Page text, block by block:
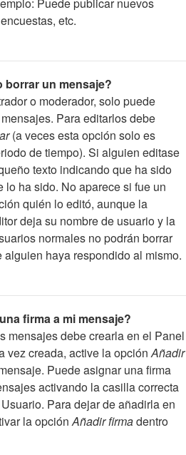
etc.
borrar un mensaje?
o moderador, solo puede
Para editarlos debe
(a veces esta opción solo es
de tiempo). Si alguien editase
texto indicando que ha sido
lo ha sido. No aparece si fue un
quién lo editó, aunque la
deja su nombre de usuario y la
normales no podrán borrar
haya respondido al mismo.
firma a mi mensaje?
mensajes debe crearla en el Panel
vez creada, active la opciónAñadir
Puede asignar una firma
activando la casilla correcta
Para dejar de añadirla en
la opciónAñadir firmadentro